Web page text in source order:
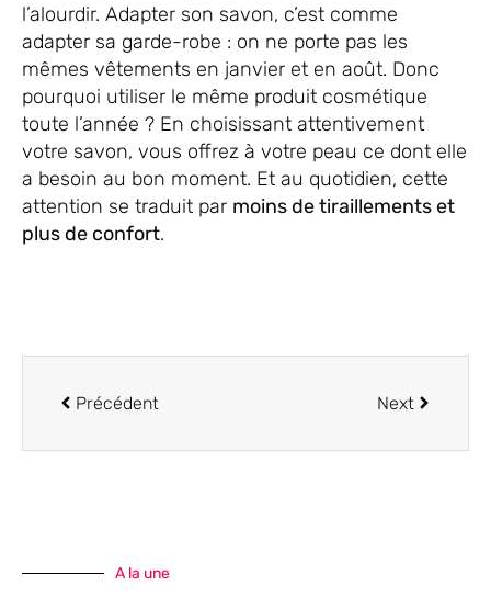
l’alourdir. Adapter son savon, c’est comme
adapter sa garde-robe : on ne porte pas les
mêmes vêtements en janvier et en août. Donc
pourquoi utiliser le même produit cosmétique
toute l’année ? En choisissant attentivement
votre savon, vous offrez à votre peau ce dont elle
a besoin au bon moment. Et au quotidien, cette
attention se traduit par moins de tiraillements et
plus de confort.
Précédent Next
A la une